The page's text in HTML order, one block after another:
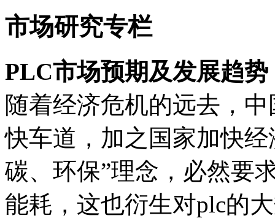
市场研究专栏
PLC市场预期及发展趋势
随着经济危机的远去，
快车道，加之国家加快
碳、环保”理念，必然要
能耗，这也衍生对plc的